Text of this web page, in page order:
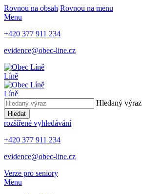
Rovnou na obsah Rovnou na menu
Menu
+420 377 911 234
evidence@obec-line.cz
Líně
Líně
Hledaný výraz
Hledat
rozšířené vyhledávání
+420 377 911 234
evidence@obec-line.cz
Verze pro seniory
Menu